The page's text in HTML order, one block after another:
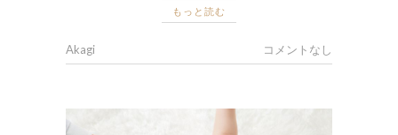
もっと読む
Akagi コメントなし